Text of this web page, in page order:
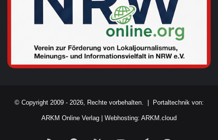
© Copyright 2009 - 2026, Rechte vorbehalten. | Portaltechnik von:
ARKM Online Verlag | Webhosting: ARKM.cloud